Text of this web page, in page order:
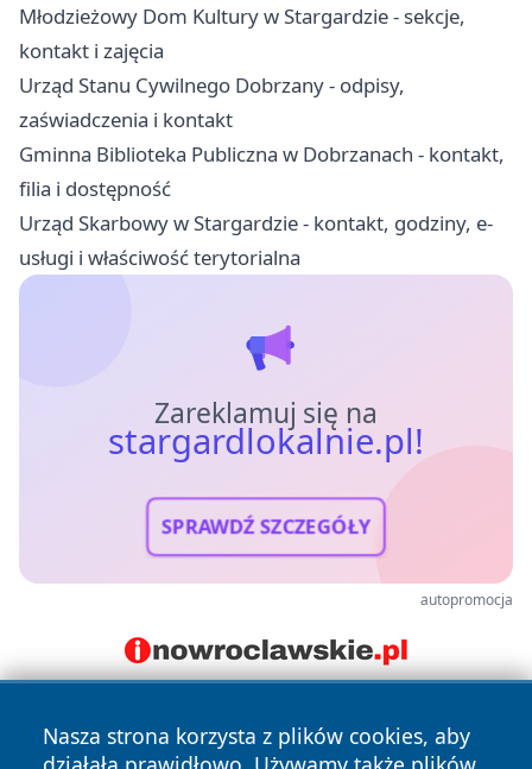
Młodzieżowy Dom Kultury w Stargardzie - sekcje,
kontakt i zajęcia
Urząd Stanu Cywilnego Dobrzany - odpisy,
zaświadczenia i kontakt
Gminna Biblioteka Publiczna w Dobrzanach - kontakt,
filia i dostępność
Urząd Skarbowy w Stargardzie - kontakt, godziny, e-
usługi i właściwość terytorialna
Zareklamuj się na
stargardlokalnie.pl!
SPRAWDŹ SZCZEGÓŁY
autopromocja
Nasza strona korzysta z plików cookies, aby